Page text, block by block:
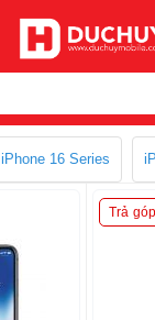
iPhone 16 Series
Trả